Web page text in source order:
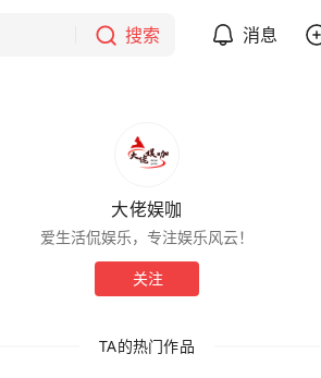
搜索 消息
大佬娱咖
爱生活侃娱乐，专注娱乐风云！
关注
TA的热门作品